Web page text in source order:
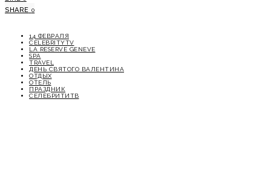
SHARE 0
14 ФЕВРАЛЯ
CELEBRITYTV
LA RESERVE GENEVE
SPA
TRAVEL
ДЕНЬ СВЯТОГО ВАЛЕНТИНА
ОТДЫХ
ОТЕЛЬ
ПРАЗДНИК
СЕЛЕБРИТИТВ